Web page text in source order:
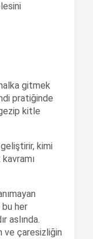
gitmek
pratiğinde
kitle
kimi
kavramı
bu her
aslında.
ve çaresizliğin